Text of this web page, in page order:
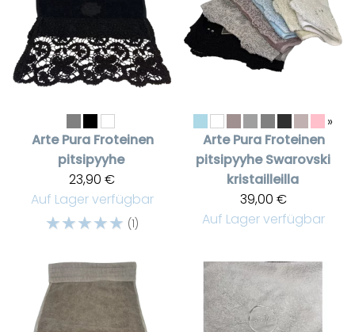
Arte Pura Froteinen
pitsipyyhe
23,90 €
Auf Lager verfügbar
☆☆☆☆☆ (1)
»
Arte Pura Froteinen
pitsipyyhe Swarovski
kristailleilla
39,00 €
Auf Lager verfügbar